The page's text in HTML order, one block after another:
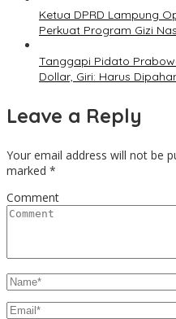
Ketua DPRD Lampung
Perkuat Program Gizi
Tanggapi Pidato
Dollar, Giri: Harus
Leave a Reply
Your email address will not be
marked *
Comment